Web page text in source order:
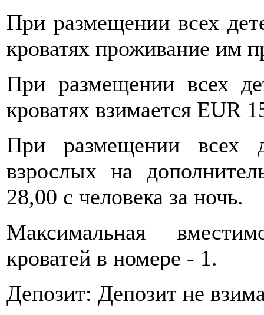
При размещении всех
кроватях проживание им
При размещении всех
кроватях взимается EUR
При размещении всех
взрослых на
28,00 с человека за ночь.
Максимальная
кроватей в номере - 1.
Депозит: Депозит не